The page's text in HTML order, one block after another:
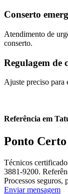
Conserto
Atendimento de
conserto.
Regulagem de
Ajuste preciso para
Referência em
Ponto
Técnicos
3881-9200.
Processos seguros,
Enviar mensagem